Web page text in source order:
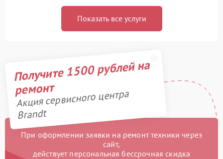
Показать все услуги
Получите 1500 рублей на
ремонт
Акция сервисного центра
Brandt
При оформлении заявки на ремонт техники через
сайт,
действует персональная бессрочная скидка